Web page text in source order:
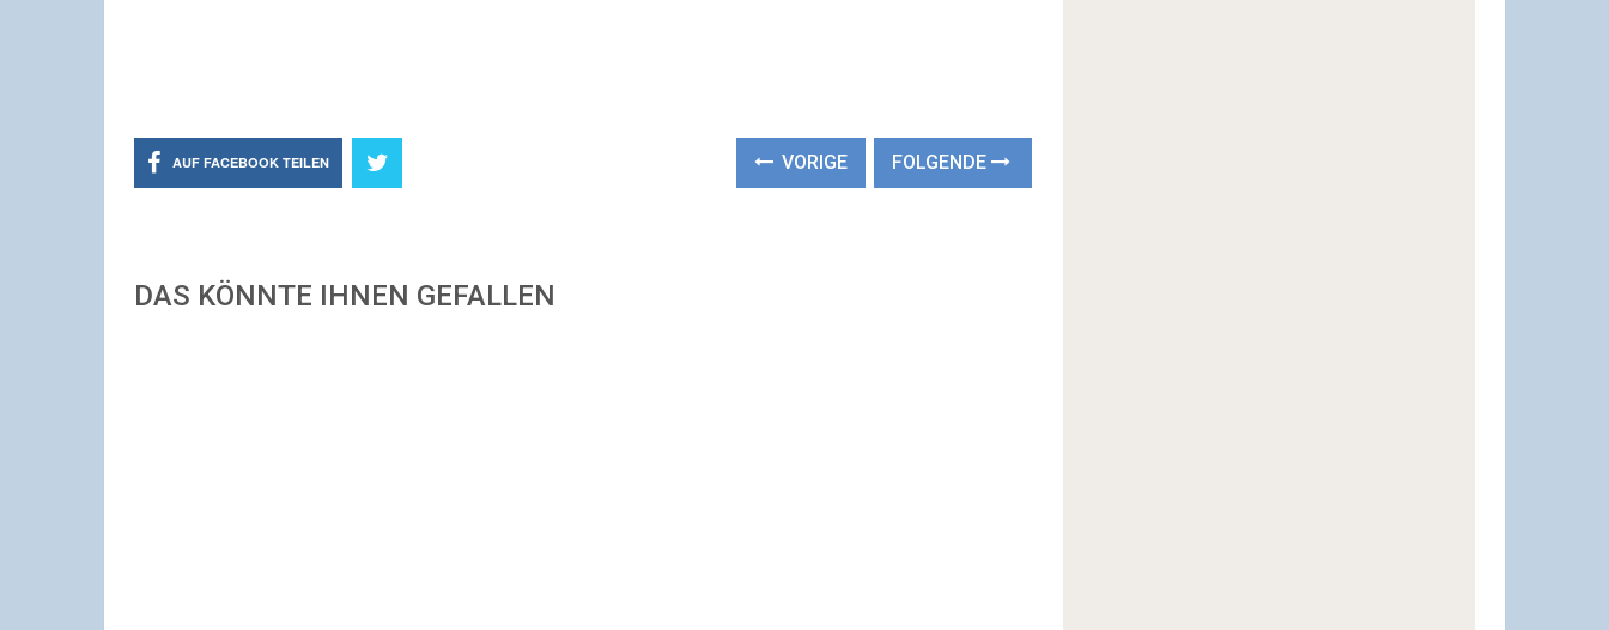
AUF FACEBOOK TEILEN VORIGE FOLGENDE
DAS KÖNNTE IHNEN GEFALLEN